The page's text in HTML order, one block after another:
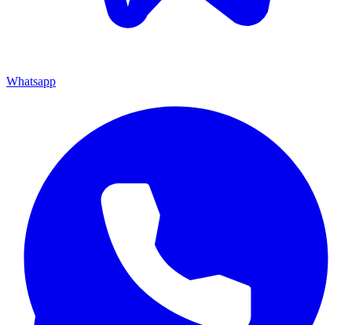
Whatsapp